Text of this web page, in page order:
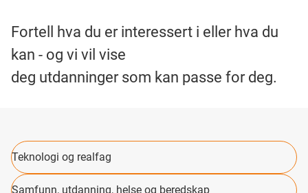
Fortell hva du er interessert i eller hva du
kan - og vi vil vise
deg utdanninger som kan passe for deg.
Teknologi og realfag
Samfunn, utdanning, helse og beredskap